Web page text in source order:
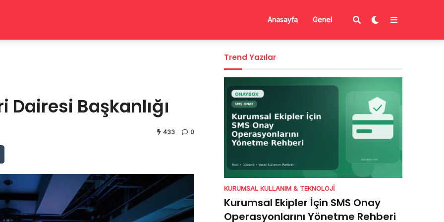
Anasayfa Genel
Başkanlığı
433 0
Trend Yazılar
KURUMSAL KULLANIM & TEKNOLOJI
Kurumsal Ekipler İçin SMS Onay
Operasyonlarını Yönetme Rehberi